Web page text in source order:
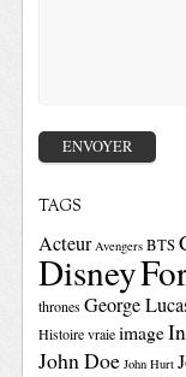
TAGS
Acteur Avengers BTS
Disney
thrones George
Histoire vraie image
John Doe John Hurt